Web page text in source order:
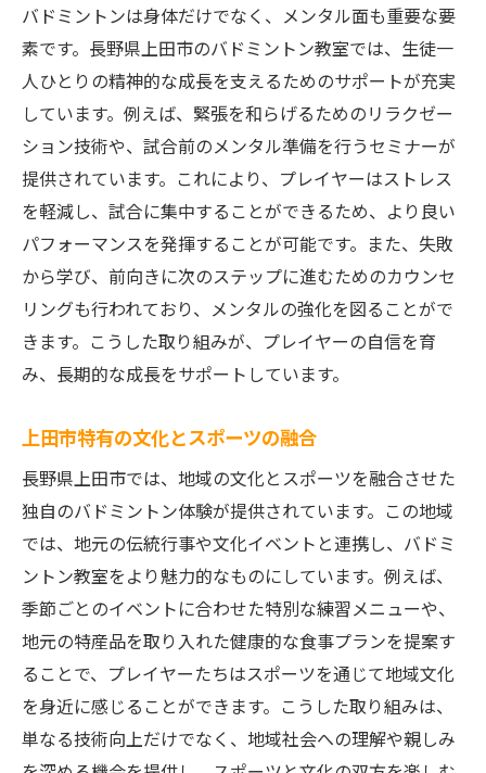
バドミントンは身体だけでなく、メンタル面も重要な要
素です。長野県上田市のバドミントン教室では、生徒一
人ひとりの精神的な成長を支えるためのサポートが充実
しています。例えば、緊張を和らげるためのリラクゼー
ション技術や、試合前のメンタル準備を行うセミナーが
提供されています。これにより、プレイヤーはストレス
を軽減し、試合に集中することができるため、より良い
パフォーマンスを発揮することが可能です。また、失敗
から学び、前向きに次のステップに進むためのカウンセ
リングも行われており、メンタルの強化を図ることがで
きます。こうした取り組みが、プレイヤーの自信を育
み、長期的な成長をサポートしています。
上田市特有の文化とスポーツの融合
長野県上田市では、地域の文化とスポーツを融合させた
独自のバドミントン体験が提供されています。この地域
では、地元の伝統行事や文化イベントと連携し、バドミ
ントン教室をより魅力的なものにしています。例えば、
季節ごとのイベントに合わせた特別な練習メニューや、
地元の特産品を取り入れた健康的な食事プランを提案す
ることで、プレイヤーたちはスポーツを通じて地域文化
を身近に感じることができます。こうした取り組みは、
単なる技術向上だけでなく、地域社会への理解や親しみ